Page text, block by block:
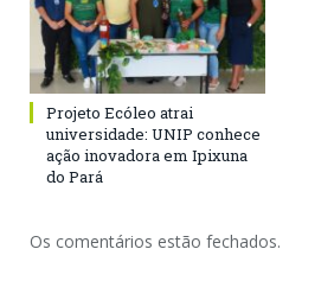
Projeto Ecóleo atrai
universidade: UNIP conhece
ação inovadora em Ipixuna
do Pará
Os comentários estão fechados.